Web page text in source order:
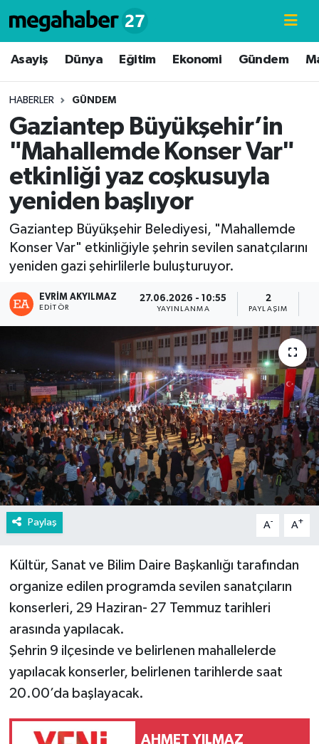
Asayiş Dünya Eğitim Ekonomi Gündem
HABERLER GÜNDEM
Gaziantep Büyükşehir’in
"Mahallemde Konser Var"
etkinliği yaz coşkusuyla
yeniden başlıyor
Gaziantep Büyükşehir Belediyesi, "Mahallemde
Konser Var" etkinliğiyle şehrin sevilen sanatçılarını
yeniden gazi şehirlilerle buluşturuyor.
EVRIM AKYILMAZ
EDITÖR
27.06.2026 - 10:55
YAYINLANMA
2
PAYLAŞIM
Paylaş A- A+
Kültür, Sanat ve Bilim Daire Başkanlığı tarafından
organize edilen programda sevilen sanatçıların
konserleri, 29 Haziran- 27 Temmuz tarihleri
arasında yapılacak.
Şehrin 9 ilçesinde ve belirlenen mahallelerde
yapılacak konserler, belirlenen tarihlerde saat
20.00’da başlayacak.
AHMET YILMAZ
Hava Durumu
Süper Lig Puan Durumu ve Fikstür
Tüm Manşetler
Son Dakika Haberleri
Haber Arşivi